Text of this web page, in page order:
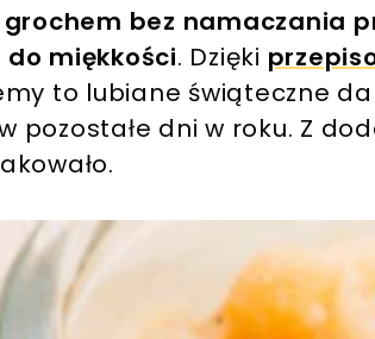
grochem bez namaczania
miękkości. Dzięki
to lubiane świąteczne
pozostałe dni w roku. Z